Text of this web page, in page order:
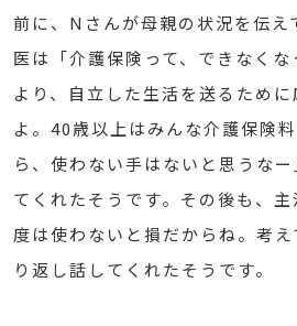
前に、Nさんが母親の状況を伝え
医は「介護保険って、できなく
より、自立した生活を送るため
よ。40歳以上はみんな介護保険
ら、使わない手はないと思うな
てくれたそうです。その後も、
度は使わないと損だからね。考
り返し話してくれたそうです。